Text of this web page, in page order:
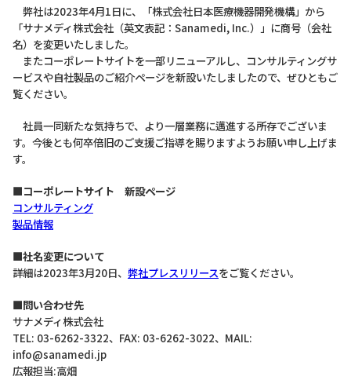
弊社は2023年4月1日に、「株式会社日本医療機器開発機構」から
「サナメディ株式会社（英文表記：Sanamedi, Inc.）」に商号（会社
名）を変更いたしました。
またコーポレートサイトを一部リニューアルし、コンサルティングサ
ービスや自社製品のご紹介ページを新設いたしましたので、ぜひともご
覧ください。
社員一同新たな気持ちで、より一層業務に邁進する所存でございま
す。今後とも何卒倍旧のご支援ご指導を賜りますようお願い申し上げま
す。
■コーポレートサイト 新設ページ
コンサルティング
製品情報
■社名変更について
詳細は2023年3月20日、 弊社プレスリリースをご覧ください。
■問い合わせ先
サナメディ株式会社
TEL: 03-6262-3322、FAX: 03-6262-3022、MAIL:
info@sanamedi.jp
広報担当:高畑